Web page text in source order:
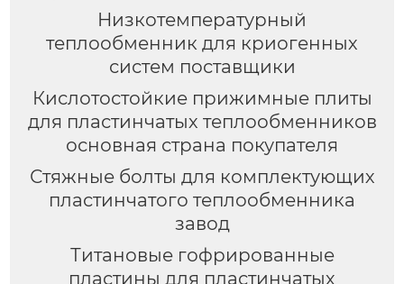
Низкотемпературный
теплообменник для криогенных
систем поставщики
Кислотостойкие прижимные плиты
для пластинчатых теплообменников
основная страна покупателя
Стяжные болты для комплектующих
пластинчатого теплообменника
завод
Титановые гофрированные
пластины для пластинчатых